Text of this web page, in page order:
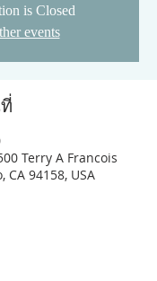
is Closed
events
Terry A Francois
CA 94158, USA